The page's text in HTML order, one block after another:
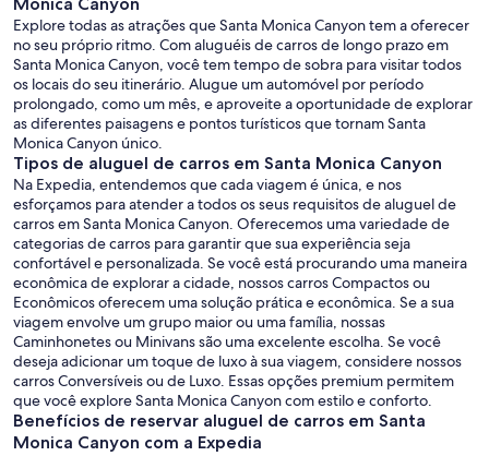
Explore todas as atrações que Santa Monica Canyon tem a oferecer
no seu próprio ritmo. Com aluguéis de carros de longo prazo em
Santa Monica Canyon, você tem tempo de sobra para visitar todos
os locais do seu itinerário. Alugue um automóvel por período
prolongado, como um mês, e aproveite a oportunidade de explorar
as diferentes paisagens e pontos turísticos que tornam Santa
Monica Canyon único.
Tipos de aluguel de carros em Santa Monica Canyon
Na Expedia, entendemos que cada viagem é única, e nos
esforçamos para atender a todos os seus requisitos de aluguel de
carros em Santa Monica Canyon. Oferecemos uma variedade de
categorias de carros para garantir que sua experiência seja
confortável e personalizada. Se você está procurando uma maneira
econômica de explorar a cidade, nossos carros Compactos ou
Econômicos oferecem uma solução prática e econômica. Se a sua
viagem envolve um grupo maior ou uma família, nossas
Caminhonetes ou Minivans são uma excelente escolha. Se você
deseja adicionar um toque de luxo à sua viagem, considere nossos
carros Conversíveis ou de Luxo. Essas opções premium permitem
que você explore Santa Monica Canyon com estilo e conforto.
Benefícios de reservar aluguel de carros em Santa
Monica Canyon com a Expedia